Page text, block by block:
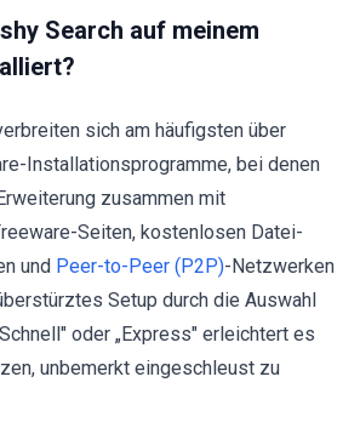
Search auf meinem
sich am häufigsten über
Installationsprogramme, bei denen
zusammen mit
Seiten, kostenlosen Datei-
und Peer-to-Peer (P2P)-Netzwerken
Setup durch die Auswahl
oder „Express" erleichtert es
unbemerkt eingeschleust zu